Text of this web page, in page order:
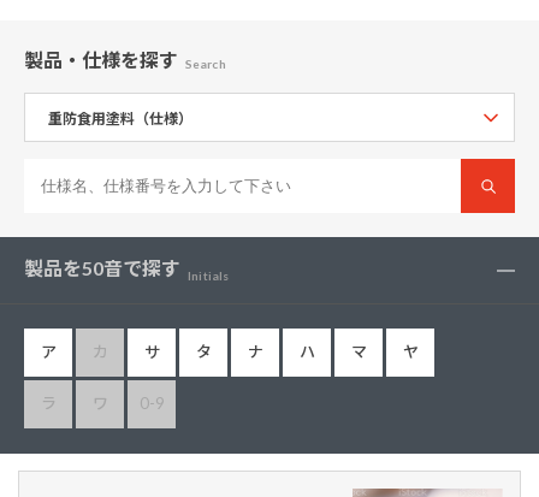
製品・仕様を探す Search
製品を50音で探す Initials
ア カ サ タ ナ ハ マ ヤ
ラ ワ 0-9